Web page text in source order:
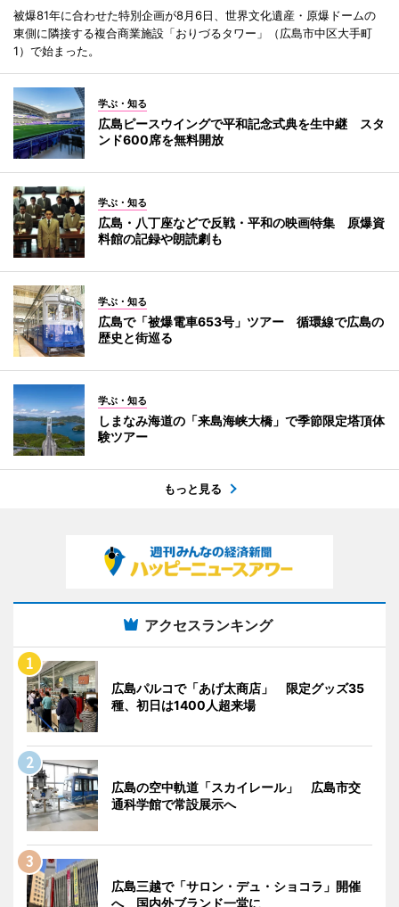
被爆81年に合わせた特別企画が8月6日、世界文化遺産・原爆ドームの
東側に隣接する複合商業施設「おりづるタワー」（広島市中区大手町
1）で始まった。
学ぶ・知る
広島ピースウイングで平和記念式典を生中継 スタ
ンド600席を無料開放
学ぶ・知る
広島・八丁座などで反戦・平和の映画特集 原爆資
料館の記録や朗読劇も
学ぶ・知る
広島で「被爆電車653号」ツアー 循環線で広島の
歴史と街巡る
学ぶ・知る
しまなみ海道の「来島海峡大橋」で季節限定塔頂体
験ツアー
もっと見る
アクセスランキング
広島パルコで「あげ太商店」 限定グッズ35
種、初日は1400人超来場
広島の空中軌道「スカイレール」 広島市交
通科学館で常設展示へ
広島三越で「サロン・デュ・ショコラ」開催
へ 国内外ブランド一堂に